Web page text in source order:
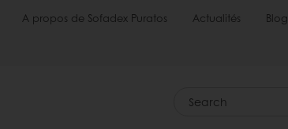
A propos de Sofadex Puratos Actualités Blog